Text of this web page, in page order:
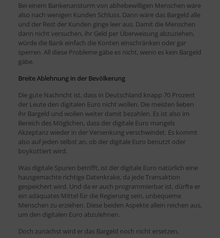
Bei einem Bankenansturm von abhebewilligen Menschen wäre
also nach wenigen Kunden Schluss. Dann wäre das Bargeld alle
und der Rest der Kunden ginge leer aus. Damit die Menschen
dann nicht versuchen, ihr Geld per Überweisung abzuziehen,
würde die Bank einfach die Konten einschränken oder gar
sperren. All diese Probleme gäbe es nicht, wenn es kein Bargeld
gäbe.
Breite Ablehnung in der Bevölkerung
Die gute Nachricht ist, dass in Deutschland knapp 70 Prozent
der Leute den digitalen Euro nicht wollen. Die meisten lieben
ihr Bargeld und wollen weiter damit bezahlen. Es ist also im
Bereich des Möglichen, dass der digitale Euro mangels
Akzeptanz wieder in der Versenkung verschwindet. Es kommt
also auf jeden selbst an, ob der digitale Euro benutzt oder
boykottiert wird.
Was digitale Spuren betrifft, ist der digitale Euro natürlich eine
hausgemachte richtige Datenkrake, da jede Transaktion
gespeichert wird. Und da er auch programmierbar ist, dürfte er
ein adäquates Mittel für die Regierung sein, unbequeme
Menschen zu erziehen. Diese beiden Aspekte allein reichen aus,
um den digitalen Euro abzulehnen.
Doch zunächst wird er das Bargeld noch nicht ersetzen,